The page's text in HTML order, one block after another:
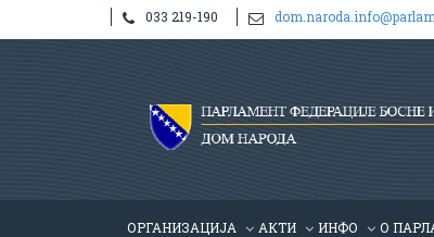
033 219-190
ОРГАНИЗАЦИЈА АКТИ ИНФО О